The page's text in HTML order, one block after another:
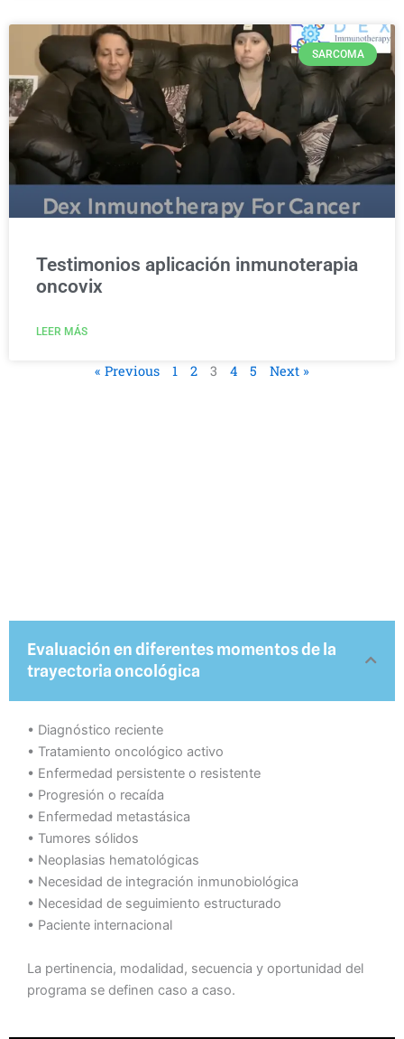
SARCOMA
Testimonios aplicación inmunoterapia
oncovix
LEER MÁS
« Previous 1 2 3 4 5 Next »
Evaluación en diferentes momentos de la
trayectoria oncológica
•⁠ ⁠Diagnóstico reciente
•⁠ ⁠Tratamiento oncológico activo
•⁠ ⁠Enfermedad persistente o resistente
•⁠ ⁠Progresión o recaída
•⁠ ⁠Enfermedad metastásica
•⁠ ⁠Tumores sólidos
•⁠ ⁠Neoplasias hematológicas
•⁠ ⁠Necesidad de integración inmunobiológica
•⁠ ⁠Necesidad de seguimiento estructurado
•⁠ ⁠Paciente internacional
La pertinencia, modalidad, secuencia y oportunidad del
programa se definen caso a caso.